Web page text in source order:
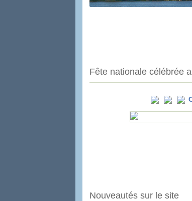
Fête nationale célébrée
Nouveautés sur le site